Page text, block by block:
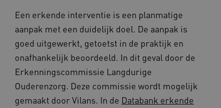
Een erkende interventie is een planmatige
aanpak met een duidelijk doel. De aanpak is
goed uitgewerkt, getoetst in de praktijk en
onafhankelijk beoordeeld. In dit geval door de
Erkenningscommissie Langdurige
Ouderenzorg. Deze commissie wordt mogelijk
gemaakt door Vilans. In de Databank erkende